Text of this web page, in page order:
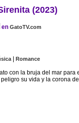
(2023)
en GatoTV.com
| Romance
con la bruja del mar para
su vida y la corona